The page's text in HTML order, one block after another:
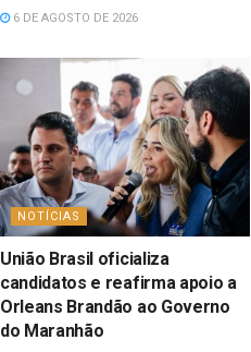
6 DE AGOSTO DE 2026
NOTÍCIAS
União Brasil oficializa
candidatos e reafirma apoio a
Orleans Brandão ao Governo
do Maranhão